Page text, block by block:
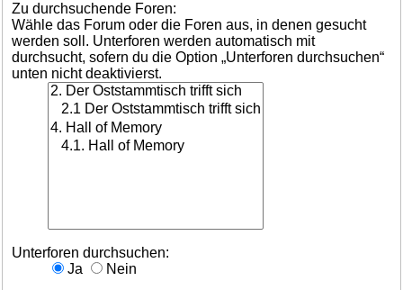
Zu durchsuchende Foren:
Wähle das Forum oder die Foren aus, in denen gesucht
werden soll. Unterforen werden automatisch mit
durchsucht, sofern du die Option „Unterforen durchsuchen“
unten nicht deaktivierst.
Unterforen durchsuchen:
Ja
Nein